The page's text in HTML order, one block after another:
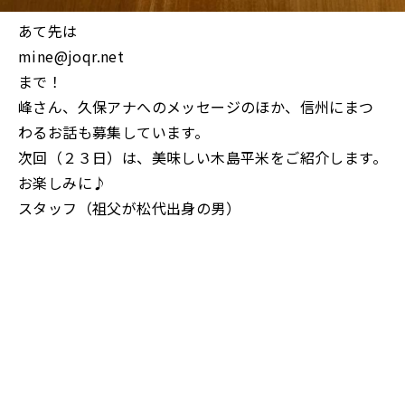
あて先は
mine@joqr.net
まで！
峰さん、久保アナへのメッセージのほか、信州にまつ
わるお話も募集しています。
次回（２３日）は、美味しい木島平米をご紹介します。
お楽しみに♪
スタッフ（祖父が松代出身の男）